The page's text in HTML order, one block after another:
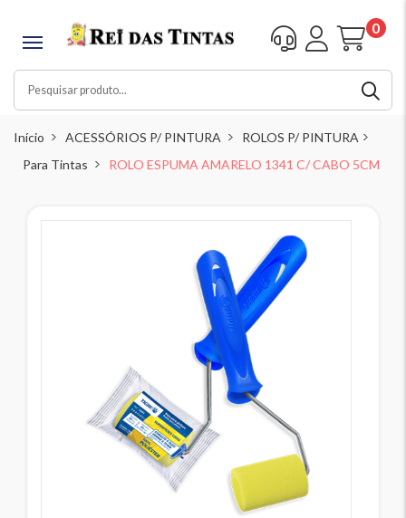
0
Início ACESSÓRIOS P/ PINTURA
ROLOS P/ PINTURA
Para Tintas
ROLO ESPUMA AMARELO 1341 C/ CABO 5CM